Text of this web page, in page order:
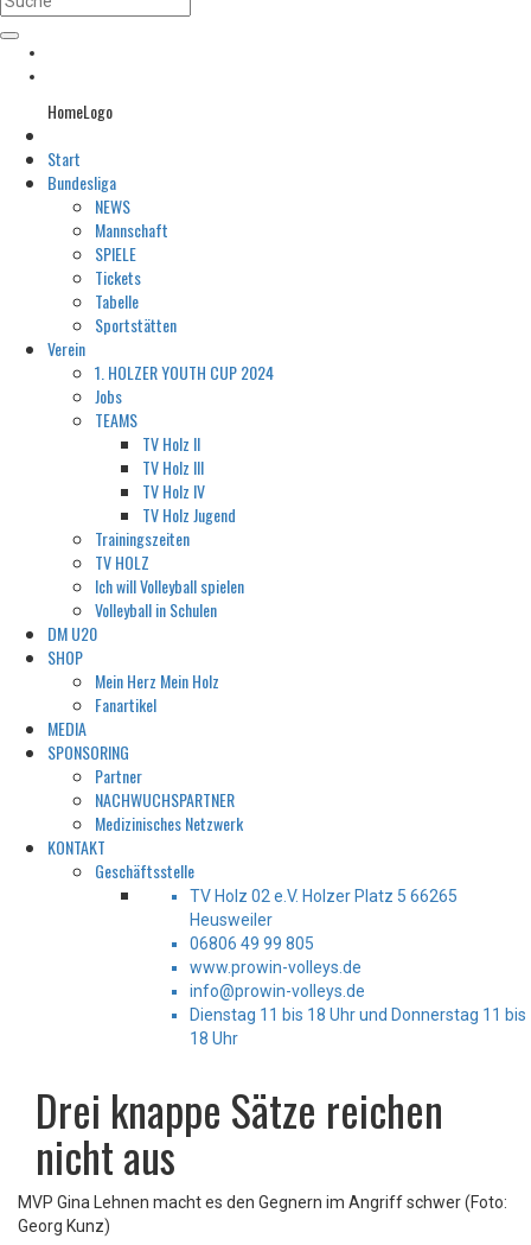
HomeLogo
Start
Bundesliga
NEWS
Mannschaft
SPIELE
Tickets
Tabelle
Sportstätten
Verein
1. HOLZER YOUTH CUP 2024
Jobs
TEAMS
TV Holz II
TV Holz III
TV Holz IV
TV Holz Jugend
Trainingszeiten
TV HOLZ
Ich will Volleyball spielen
Volleyball in Schulen
DM U20
SHOP
Mein Herz Mein Holz
Fanartikel
MEDIA
SPONSORING
Partner
NACHWUCHSPARTNER
Medizinisches Netzwerk
KONTAKT
Geschäftsstelle
TV Holz 02 e.V. Holzer Platz 5 66265
Heusweiler
06806 49 99 805
www.prowin-volleys.de
info@prowin-volleys.de
Dienstag 11 bis 18 Uhr und Donnerstag 11 bis
18 Uhr
Drei knappe Sätze reichen
nicht aus
MVP Gina Lehnen macht es den Gegnern im Angriff schwer (Foto:
Georg Kunz)